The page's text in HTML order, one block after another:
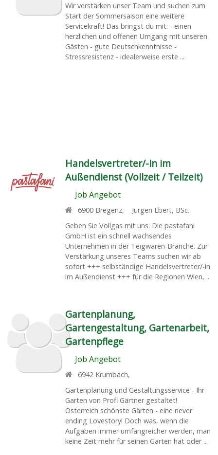
Wir verstärken unser Team und suchen zum
Start der Sommersaison eine weitere
Servicekraft! Das bringst du mit: - einen
herzlichen und offenen Umgang mit unseren
Gästen - gute Deutschkenntnisse -
Stressresistenz - idealerweise erste ...
Handelsvertreter/-in im
Außendienst (Vollzeit / Teilzeit)
Job Angebot
6900 Bregenz,
Jürgen Ebert, BSc.
Geben Sie Vollgas mit uns: Die pastafani
GmbH ist ein schnell wachsendes
Unternehmen in der Teigwaren-Branche. Zur
Verstärkung unseres Teams suchen wir ab
sofort +++ selbständige Handelsvertreter/-in
im Außendienst +++ für die Regionen Wien, ...
Gartenplanung,
Gartengestaltung, Gartenarbeit,
Gartenpflege
Job Angebot
6942 Krumbach,
Gartenplanung und Gestaltungsservice - Ihr
Garten von Profi Gärtner gestaltet!
Österreich schönste Gärten - eine never
ending Lovestory! Doch was, wenn die
Aufgaben immer umfangreicher werden, man
keine Zeit mehr für seinen Garten hat oder ...